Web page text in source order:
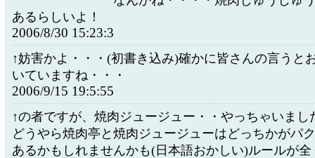
あるらしいよ！
2006/8/30 15:23:3
↑妨害かよ・・・(初書き込み)確かに皆さんの言うと
いていますね・・・
2006/9/15 19:5:55
↑の者ですが、焼肉ジュージュー・・やっちゃいまし
どうやら焼肉亭と焼肉ジュージューはどっちかがパ
あるかもしれませんかも(日本語おかしい)ルールが